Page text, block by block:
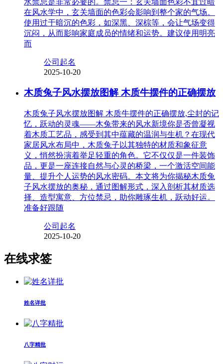
水禁忌是非常必要的。禁忌一：玄关墙面色彩不宜过暗
在风水学中，玄关墙面的色彩会影响到整个家的气场。
使用过于暗沉的色彩，如深黑、深棕等，会让气场变得
沉闷，从而影响家庭成员的情绪和运势。建议使用明亮
而
公司起名
2025-10-20
木质兔子风水摆放图解 木质牛摆件的正确摆放
木质兔子风水摆放图解 木质牛摆件的正确摆放,尘封的记
忆，跃动的灵魂——木兔带来的风水新境你是否曾凝视
着木质工艺品，感受到其中蕴藏的温润与生机？在现代
家居风水布局中，木质兔子以其独特的材质和象征意
义，悄然扮演着举足轻重的角色。它不仅仅是一件装饰
品，更是一座连接自然与心灵的桥梁，一个激活空间能
量、提升个人运势的风水密码。本文将为你揭秘木质兔
子风水摆放的奥秘，通过图解形式，深入剖析其材质选
择、造型寓意、方位禁忌，助你雕琢生机，跃动好运。
准备好跟随
公司起名
2025-10-20
在线求签
姓名详批
八字精批